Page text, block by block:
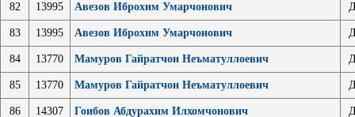
82 13995 Авезов Иброхим Умарчонович
83 13995 Авезов Иброхим Умарчонович
84 13770 Мамуров Гайратчон Неъматуллоевич
85 13770 Мамуров Гайратчон Неъматуллоевич
86 14307 Гоибов Абдурахим Илхомчонович